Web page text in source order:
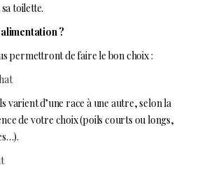
toilette.
?
permettront de faire le bon choix :
varient d’une race à une autre, selon la
de votre choix (poils courts ou longs,